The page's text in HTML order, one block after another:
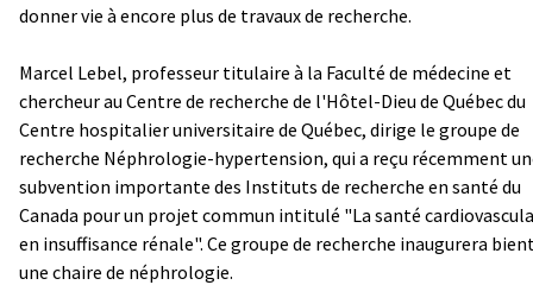
donner vie à encore plus de travaux de recherche.
Marcel Lebel, professeur titulaire à la Faculté de médecine et
chercheur au Centre de recherche de l'Hôtel-Dieu de Québec du
Centre hospitalier universitaire de Québec, dirige le groupe de
recherche Néphrologie-hypertension, qui a reçu récemment
subvention importante des Instituts de recherche en santé du
Canada pour un projet commun intitulé "La santé
en insuffisance rénale". Ce groupe de recherche inaugurera
une chaire de néphrologie.